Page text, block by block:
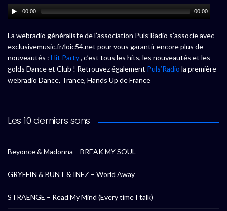
00:00 00:00
La webradio généraliste de l’association Puls’Radio s’associe avec
exclusivemusic.fr/loic54.net pour vous garantir encore plus de
nouveautés : Hit Party, c’est tous les hits, les nouveautés et les
golds Dance et Club ! Retrouvez également Puls’Radio la première
webradio Dance, Trance, Hands Up de France
Les 10 derniers sons
Beyonce & Madonna – BREAK MY SOUL
GRYFFIN & BUNT & INEZ – World Away
STRAENGE – Read My Mind (Every time I talk)